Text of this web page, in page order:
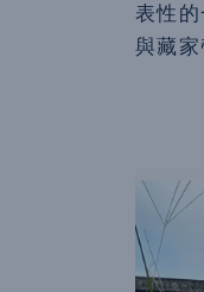
表性
與藏家